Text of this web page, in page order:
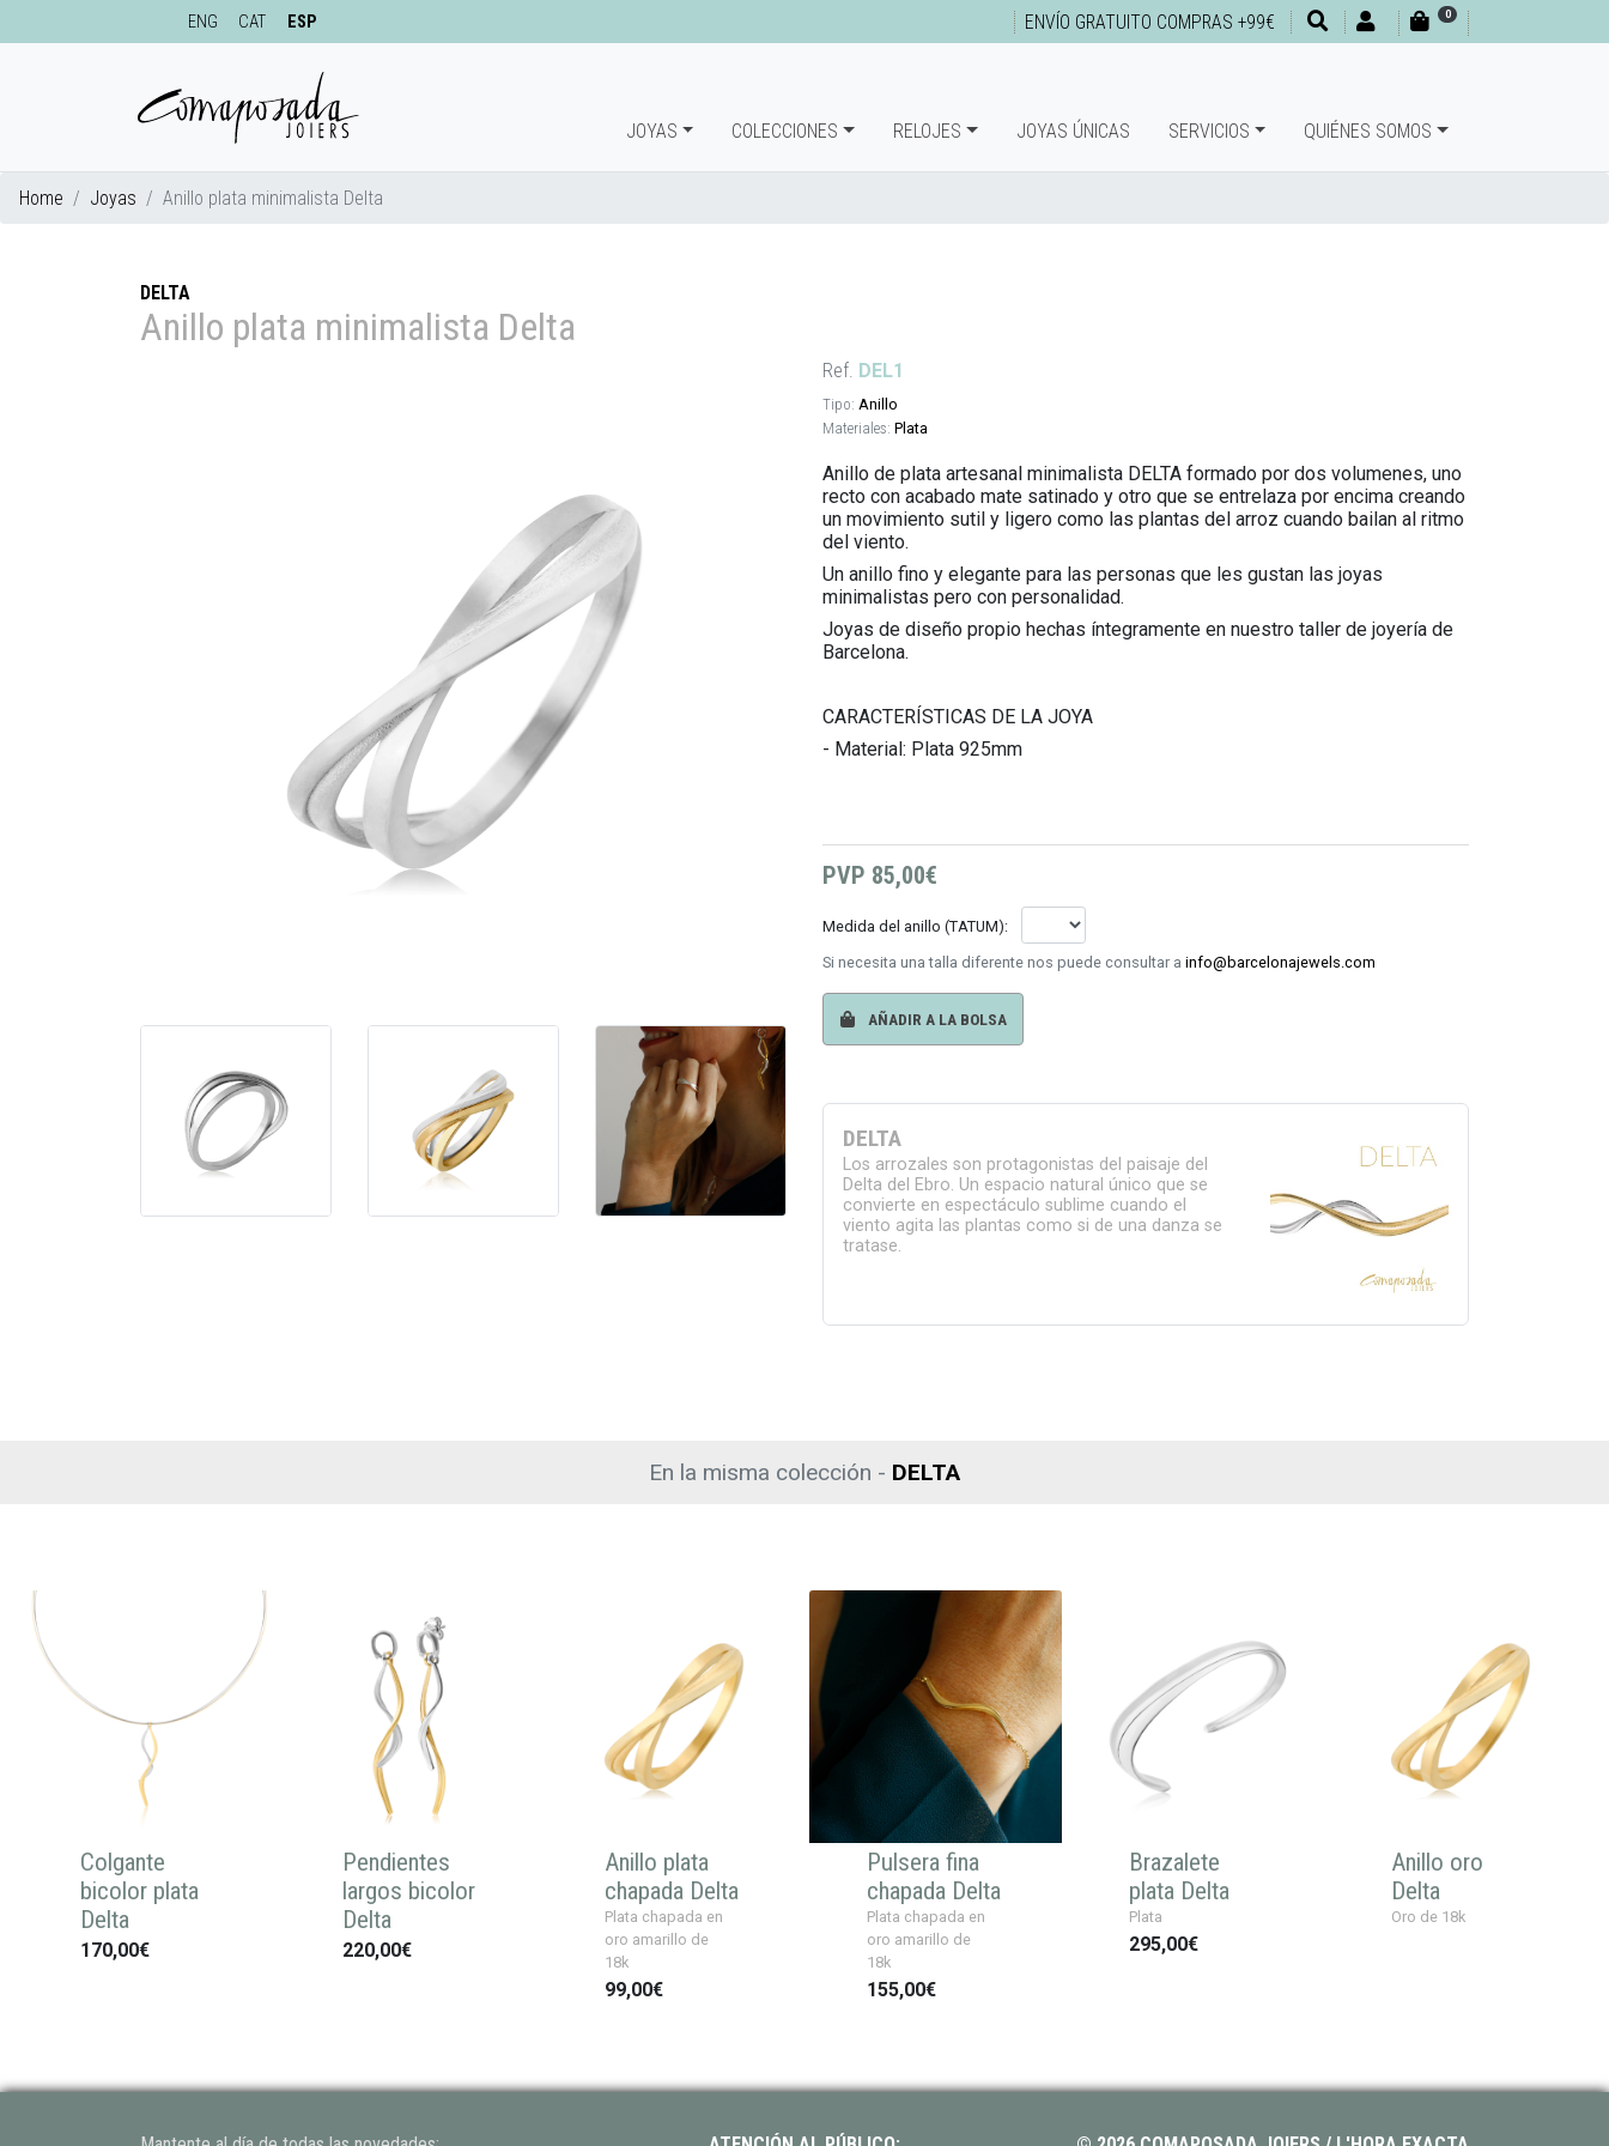
ENG CAT ESP ENVÍO GRATUITO COMPRAS +99€ 0
JOYAS COLECCIONES RELOJES JOYAS ÚNICAS SERVICIOS QUIÉNES SOMOS
Home Joyas Anillo plata minimalista Delta
DELTA
Anillo plata minimalista Delta
Ref. DEL1
Tipo: Anillo
Materiales: Plata
Anillo de plata artesanal minimalista DELTA formado por dos volumenes, uno
recto con acabado mate satinado y otro que se entrelaza por encima creando
un movimiento sutil y ligero como las plantas del arroz cuando bailan al ritmo
del viento.
Un anillo fino y elegante para las personas que les gustan las joyas
minimalistas pero con personalidad.
Joyas de diseño propio hechas íntegramente en nuestro taller de joyería de
Barcelona.
CARACTERÍSTICAS DE LA JOYA
- Material: Plata 925mm
PVP 85,00€
Medida del anillo (TATUM):
Si necesita una talla diferente nos puede consultar a info@barcelonajewels.com
AÑADIR A LA BOLSA
DELTA
Los arrozales son protagonistas del paisaje del
Delta del Ebro. Un espacio natural único que se
convierte en espectáculo sublime cuando el
viento agita las plantas como si de una danza se
tratase.
En la misma colección - DELTA
Colgante
bicolor plata
Delta
170,00€
Pendientes
largos bicolor
Delta
220,00€
Anillo plata
chapada Delta
Plata chapada en
oro amarillo de
18k
99,00€
Pulsera fina
chapada Delta
Plata chapada en
oro amarillo de
18k
155,00€
Brazalete
plata Delta
Plata
295,00€
Anillo oro
Delta
Oro de 18k